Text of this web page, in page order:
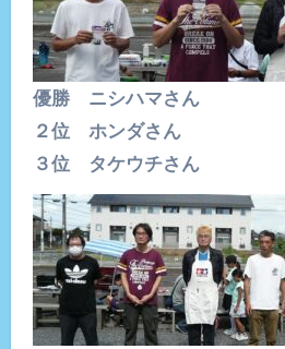
優勝 ニシハマさん
２位 ホンダさん
３位 タケウチさん